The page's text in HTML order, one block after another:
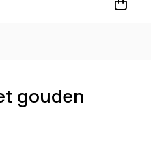
gouden